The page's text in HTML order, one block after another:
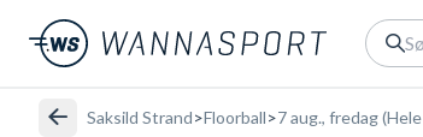
Saksild Strand>Floorball>7 aug., fredag